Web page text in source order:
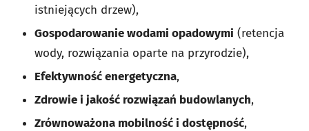
istniejących drzew),
Gospodarowanie wodami opadowymi (retencja
wody, rozwiązania oparte na przyrodzie),
Efektywność energetyczna,
Zdrowie i jakość rozwiązań budowlanych,
Zrównoważona mobilność i dostępność,